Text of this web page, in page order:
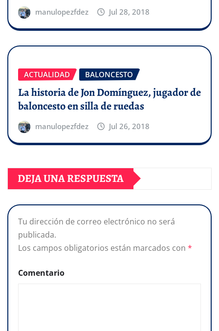
manulopezfdez Jul 28, 2018
ACTUALIDAD BALONCESTO
La historia de Jon Domínguez, jugador de
baloncesto en silla de ruedas
manulopezfdez Jul 26, 2018
DEJA UNA RESPUESTA
Tu dirección de correo electrónico no será
publicada.
Los campos obligatorios están marcados con *
Comentario